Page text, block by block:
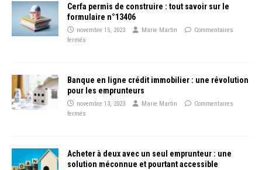
Cerfa permis de construire : tout savoir sur le
formulaire n°13406
novembre 15, 2023 Marie Martin
Commentaires
fermés
Banque en ligne crédit immobilier : une révolution
pour les emprunteurs
novembre 13, 2023 Marie Martin
Commentaires
fermés
Acheter à deux avec un seul emprunteur : une
solution méconnue et pourtant accessible